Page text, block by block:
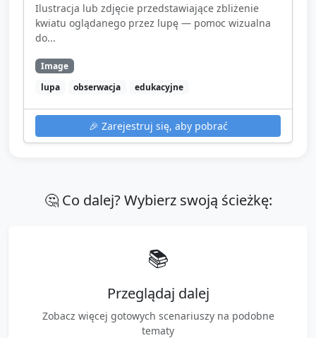
Ilustracja lub zdjęcie przedstawiające zbliżenie
kwiatu oglądanego przez lupę — pomoc wizualna
do...
Image
lupa
obserwacja edukacyjne
🎉 Zarejestruj się, aby pobrać
🤔 Co dalej? Wybierz swoją ścieżkę:
📚
Przeglądaj dalej
Zobacz więcej gotowych scenariuszy na podobne
tematy